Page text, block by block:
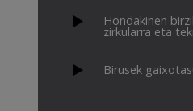
Hondakinen
zirkularra eta
Birusek